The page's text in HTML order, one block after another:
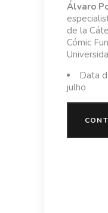
Álvaro
de la
Cómic
Data
julho